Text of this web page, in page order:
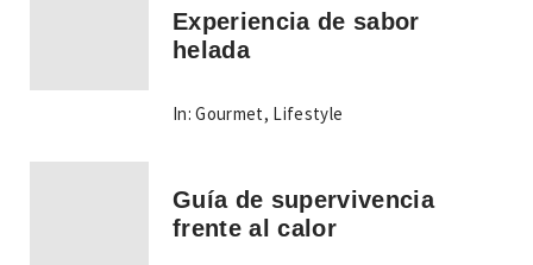
Experiencia de sabor
helada
In: Gourmet, Lifestyle
Guía de supervivencia
frente al calor